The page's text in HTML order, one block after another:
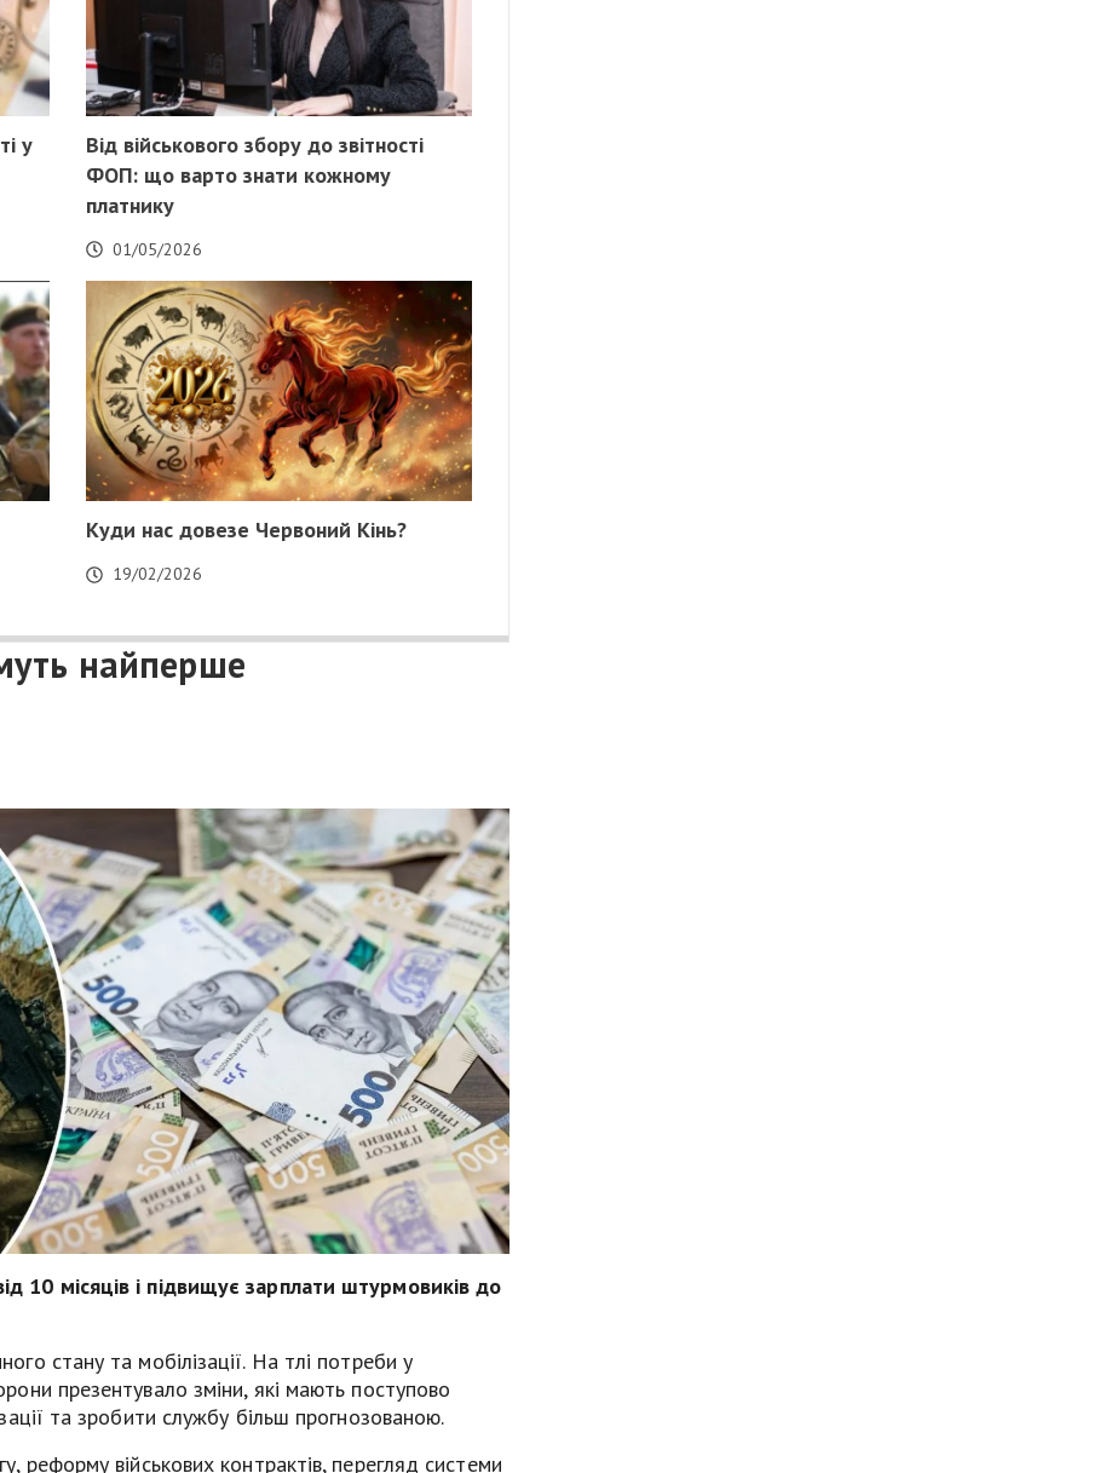
у
Від військового збору до звітності
ФОП: що варто знати кожному
платнику
01/05/2026
Куди нас довезе Червоний Кінь?
19/02/2026
найперше
10 місяців і підвищує зарплати штурмовиків до
стану та мобілізації. На тлі потреби у
презентувало зміни, які мають поступово
та зробити службу більш прогнозованою.
реформу військових контрактів, перегляд системи